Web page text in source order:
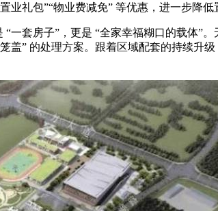
礼包”“物业费减免” 等优惠，进一步降低
套房子”，更是 “全家幸福糊口的载体”
盖” 的处理方案。跟着区域配套的持续升